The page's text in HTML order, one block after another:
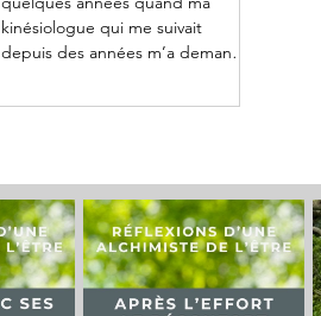
kinésiologue qui me suivait
depuis des années m’a demandé